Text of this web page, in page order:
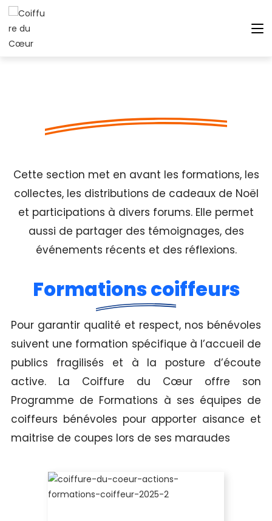
Cette section met en avant les formations, les
collectes, les distributions de cadeaux de Noël
et participations à divers forums. Elle permet
aussi de partager des témoignages, des
événements récents et des réflexions.
Formations coiffeurs
Pour garantir qualité et respect, nos bénévoles
suivent une formation spécifique à l’accueil de
publics fragilisés et à la posture d’écoute
active. La Coiffure du Cœur offre son
Programme de Formations à ses équipes de
coiffeurs bénévoles pour apporter aisance et
maitrise de coupes lors de ses maraudes